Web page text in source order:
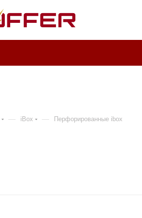
— iBox — Перфорированные ibox